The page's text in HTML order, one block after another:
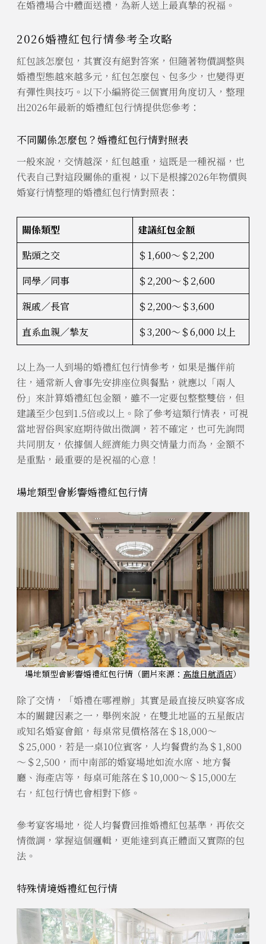
在婚禮場合中體面送禮，為新人送上最真摯的祝福。
2026婚禮紅包行情參考全攻略
紅包該怎麼包，其實沒有絕對答案，但隨著物價調整與
婚禮型態越來越多元，紅包怎麼包、包多少，也變得更
有彈性與技巧。以下小編將從三個實用角度切入，整理
出2026年最新的婚禮紅包行情提供您參考：
不同關係怎麼包？婚禮紅包行情對照表
一般來說，交情越深，紅包越重，這既是一種祝福，也
代表自己對這段關係的重視，以下是根據2026年物價與
婚宴行情整理的婚禮紅包行情對照表：
關係類型
建議紅包金額
點頭之交
＄1,600～＄2,200
同學／同事
＄2,200～＄2,600
親戚／長官
＄2,200～＄3,600
直系血親／摯友
＄3,200～＄6,000 以上
以上為一人到場的婚禮紅包行情參考，如果是攜伴前
往，通常新人會事先安排座位與餐點，就應以「兩人
份」來計算婚禮紅包金額，雖不一定要包整整雙倍，但
建議至少包到1.5倍或以上。除了參考這類行情表，可視
當地習俗與家庭期待做出微調，若不確定，也可先詢問
共同朋友，依據個人經濟能力與交情量力而為，金額不
是重點，最重要的是祝福的心意！
場地類型會影響婚禮紅包行情
場地類型會影響婚禮紅包行情（圖片來源： 高雄日航酒店）
除了交情，「婚禮在哪裡辦」其實是最直接反映宴客成
本的關鍵因素之一，舉例來說，在雙北地區的五星飯店
或知名婚宴會館，每桌常見價格落在＄18,000～
＄25,000，若是一桌10位賓客，人均餐費約為＄1,800
～＄2,500，而中南部的婚宴場地如流水席、地方餐
廳、海產店等，每桌可能落在＄10,000～＄15,000左
右，紅包行情也會相對下修。
參考宴客場地，從人均餐費回推婚禮紅包基準，再依交
情微調，掌握這個邏輯，更能達到真正體面又實際的包
法。
特殊情境婚禮紅包行情